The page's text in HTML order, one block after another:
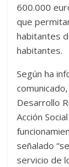
600.000
que
habitantes
habitantes.
Según ha
Desarrollo
Acción
señalado
servicio de